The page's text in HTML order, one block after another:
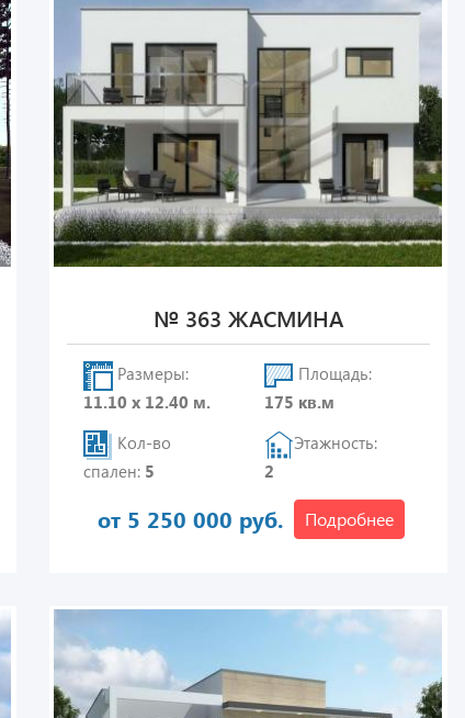
№ 363 ЖАСМИНА
Размеры:
11.10 х 12.40 м.
Кол-во
спален: 5
Площадь:
175 кв.м
Этажность:
2
от 5 250 000 руб. Подробнее